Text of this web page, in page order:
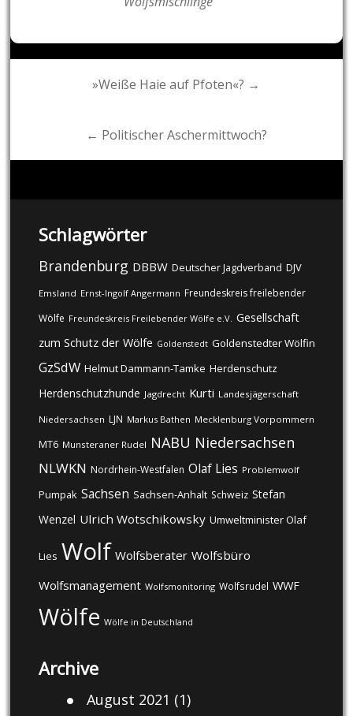
»Weiße Haie auf Pfoten«? →
← Politischer Aschermittwoch?
Schlagwörter
Brandenburg DBBW Deutscher Jagdverband DJV
Emsland Ernst-Ingolf Angermann Freundeskreis freilebender
Wölfe Freundeskreis Freilebender Wölfe e.V. Gesellschaft
zum Schutz der Wölfe Goldenstedt Goldenstedter Wölfin
GzSdW Helmut Dammann-Tamke Herdenschutz
Herdenschutzhunde Jagdrecht Kurti Landesjägerschaft
Niedersachsen LJN Markus Bathen Mecklenburg Vorpommern
MT6 Munsteraner Rudel NABU Niedersachsen
NLWKN Nordrhein-Westfalen Olaf Lies Problemwolf
Pumpak Sachsen Sachsen-Anhalt Schweiz Stefan
Wenzel Ulrich Wotschikowsky Umweltminister Olaf
Lies Wolf Wolfsberater Wolfsbüro
Wolfsmanagement Wolfsmonitoring Wolfsrudel WWF
Wölfe Wölfe in Deutschland
Archive
August 2021 (1)